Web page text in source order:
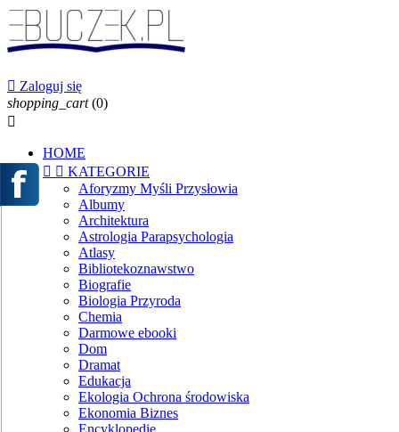
 Zaloguj się
shopping_cart (0)

HOME
  KATEGORIE
Aforyzmy Myśli Przysłowia
Albumy
Architektura
Astrologia Parapsychologia
Atlasy
Bibliotekoznawstwo
Biografie
Biologia Przyroda
Chemia
Darmowe ebooki
Dom
Dramat
Edukacja
Ekologia Ochrona środowiska
Ekonomia Biznes
Encyklopedie